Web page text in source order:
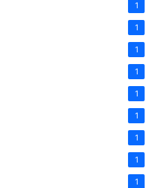
1
1
1
1
1
1
1
1
1